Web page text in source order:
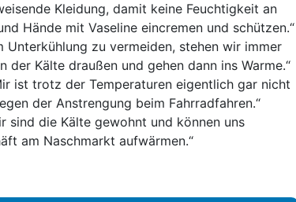
Kleidung, damit keine Feuchtigkeit an
Hände mit Vaseline eincremen und schützen.“
Unterkühlung zu vermeiden, stehen wir immer
der Kälte draußen und gehen dann ins Warme.“
ist trotz der Temperaturen eigentlich gar nicht
der Anstrengung beim Fahrradfahren.“
sind die Kälte gewohnt und können uns
am Naschmarkt aufwärmen.“